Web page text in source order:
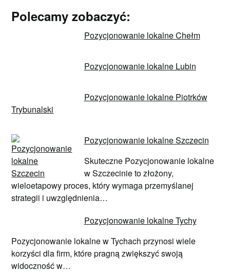
Polecamy zobaczyć:
Pozycjonowanie lokalne Chełm
Pozycjonowanie lokalne Lubin
Pozycjonowanie lokalne Piotrków
Trybunalski
Pozycjonowanie lokalne Szczecin
Skuteczne Pozycjonowanie lokalne
w Szczecinie to złożony,
wieloetapowy proces, który wymaga przemyślanej
strategii i uwzględnienia…
Pozycjonowanie lokalne Tychy
Pozycjonowanie lokalne w Tychach przynosi wiele
korzyści dla firm, które pragną zwiększyć swoją
widoczność w…